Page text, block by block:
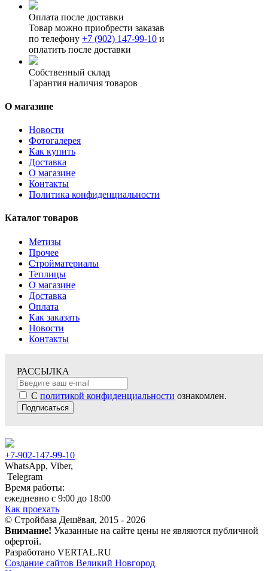
Оплата после доставки
Товар можно приобрести заказав
по телефону +7 (902) 147-99-10 и
оплатить после доставки
Собственный склад
Гарантия наличия товаров
О магазине
Новости
Фотогалерея
Как купить
Доставка
О магазине
Контакты
Политика конфиденциальности
Каталог товаров
Метизы
Прочее
Стройматериалы
Теплицы
О магазине
Доставка
Оплата
Как заказать
Новости
Контакты
РАССЫЛКА
С политикой конфиденциальности ознакомлен.
Подписаться
+7-902-147-99-10
WhatsApp, Viber,
Telegram
Время работы:
ежедневно с 9:00 до 18:00
Как проехать
© Стройбаза Дешёвая, 2015 - 2026
Внимание! Указанные на сайте цены не являются публичной
офертой.
Разработано VERTAL.RU
Создание сайтов Великий Новгород